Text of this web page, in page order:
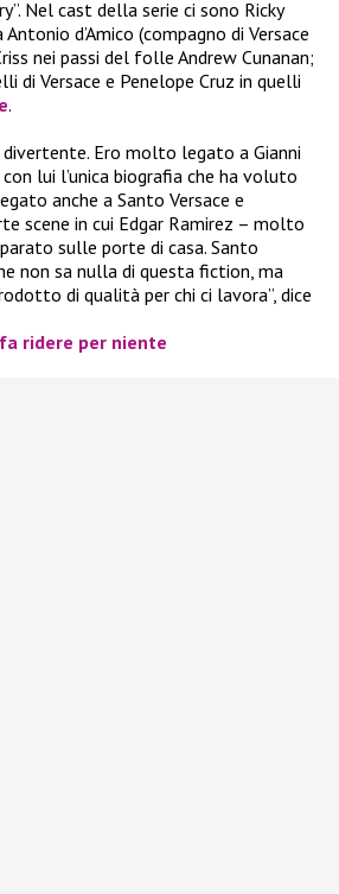
Nel cast della serie ci sono Ricky
d’Amico (compagno di Versace
nei passi del folle Andrew Cunanan;
di Versace e Penelope Cruz in quelli
.
Ero molto legato a Gianni
lui l’unica biografia che ha voluto
anche a Santo Versace e
scene in cui Edgar Ramirez – molto
sulle porte di casa. Santo
non sa nulla di questa fiction, ma
di qualità per chi ci lavora”, dice
ridere per niente